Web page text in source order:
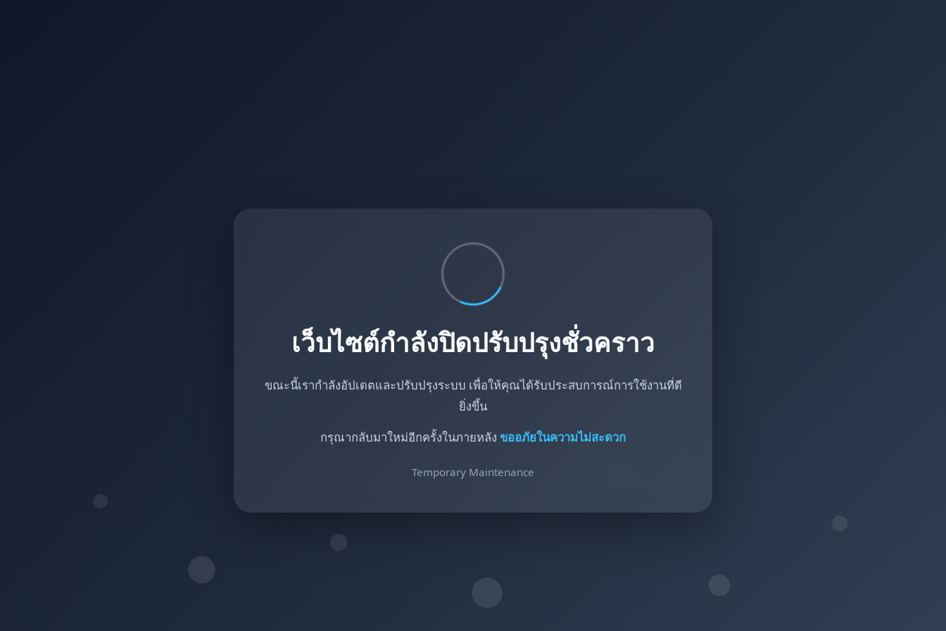
เว็บไซต์กำลังปิดปรับปรุงชั่วคราว
ขณะนี้เรากำลังอัปเดตและปรับปรุงระบบ เพื่อให้คุณได้รับประสบการณ์การใช้งานที่ดี
ยิ่งขึ้น
กรุณากลับมาใหม่อีกครั้งในภายหลัง ขออภัยในความไม่สะดวก
Temporary Maintenance